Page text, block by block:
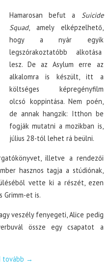
Hamarosan befut a Suicide
Squad, amely elképzelhető,
hogy a nyár egyik
legszórakoztatóbb alkotása
lesz. De az Asylum erre az
alkalomra is készült, itt a
költséges képregényfilm
olcsó koppintása. Nem poén,
de annak hangzik: Itthon be
fogják mutatni a mozikban is,
július 28-tól lehet rá beülni.
illetve a rendezői
hasznos tagja a stúdiónak,
vette ki a részét, ezen
et is.
veszély fenyegeti, Alice pedig
össze egy csapatot a
tovább →